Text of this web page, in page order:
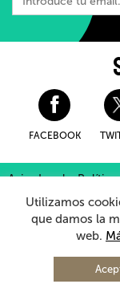
FACEBOOK
Aviso Legal y Política
Condiciones
Sistema Interno
© 2026 - Teatro
Utilizamos
que damos la
web.